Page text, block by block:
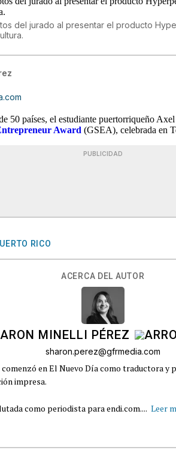
del jurado al presentar el producto
50 países, el estudiante puertorriqueño
Award (GSEA), celebrada en
PUBLICIDAD
RICO
ACERCA DEL AUTOR
MINELLI PÉREZ
sharon.perez@gfrmedia.com
en El Nuevo Día como traductora y
impresa.
como periodista para endi.com.... Leer